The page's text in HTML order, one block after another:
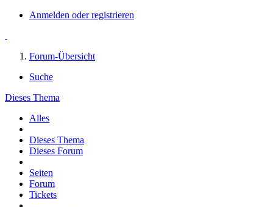
Anmelden oder registrieren
Forum-Übersicht
Suche
Dieses Thema
Alles
Dieses Thema
Dieses Forum
Seiten
Forum
Tickets